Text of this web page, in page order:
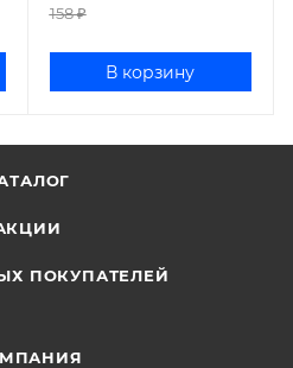
158₽
В корзину
ПОКУПАТЕЛЕЙ